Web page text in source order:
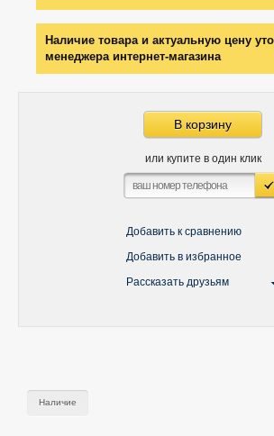
Наличие товара и актуальную цену
менеджера интернет-магазина
В корзину
или купите в один клик
Добавить к сравнению
Добавить в избранное
Рассказать друзьям
Наличие